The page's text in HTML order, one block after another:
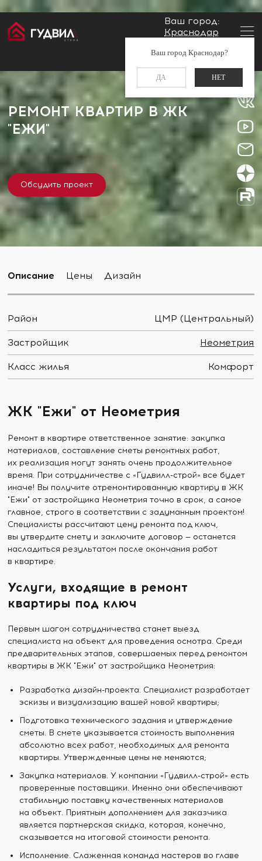
Ваш город:
Краснодар
Ваш город Краснодар?
ДА НЕТ
Заказать звонок
Главная Застройщики
РЕМОНТ КВАРТИР В ЖК
"ЕЖИ"
Обсудить проект
Описание Цены Дизайн
Район ЦМР (Центральный)
Застройщик Неометрия
Класс жилья Комфорт
ЖК "Ежи" от Неометрия
Ремонт в квартире ответственное занятие: закупка
материалов, составление сметы ремонтных работ,
их реализация могут занять очень продолжительное
время. При сотрудничестве с «Гудвилл-строй» все будет
иначе! Вы получите отремонтированную квартиру в ЖК
"Ежи" от застройщика Неометрия точно в срок, а самое
главное, строго в соответствии с задуманным проектом!
Специалисты рассчитают цену ремонта под ключ,
вы утвердите смету и заключите договор — останется
насладиться результатом после окончания работ
в квартире.
Услуги, входящие в ремонт
квартиры под ключ
Первым шагом сотрудничества станет выезд
специалиста на объект для проведения осмотра. Среди
предварительных этапов, совершаемых перед ремонтом
квартиры в ЖК "Ежи" от застройщика Неометрия:
Разработка дизайн-проекта. Специалист разработает
эскизы и визуализацию вашей новой квартиры;
Подготовка технического задания и утверждение
сметы. В смете указывается стоимость выполнения
абсолютно всех работ, необходимых для ремонта
квартиры. Утвержденные цены не меняются;
Закупка материалов. У компании «Гудвилл-строй» есть
проверенные поставщики. Именно они обеспечивают
стабильную поставку качественных материалов
на объект. Приятным дополнением для заказчика
является партнерская скидка, которая, конечно,
сказывается на итоговой стоимости ремонта.
Исполнение. Слаженная команда мастеров во главе